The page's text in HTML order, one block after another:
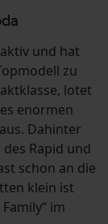
und hat
zu
lotet
enormen
Dahinter
Rapid und
schon an die
klein ist
im